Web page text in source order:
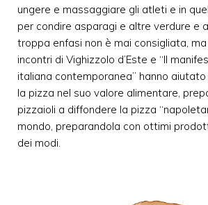
ungere e massaggiare gli atleti e in
per condire asparagi e altre verdure e
troppa enfasi non è mai consigliata,
incontri di Vighizzolo d’Este e “Il
italiana contemporanea” hanno
la pizza nel suo valore alimentare,
pizzaioli a diffondere la pizza
mondo, preparandola con ottimi
dei modi.